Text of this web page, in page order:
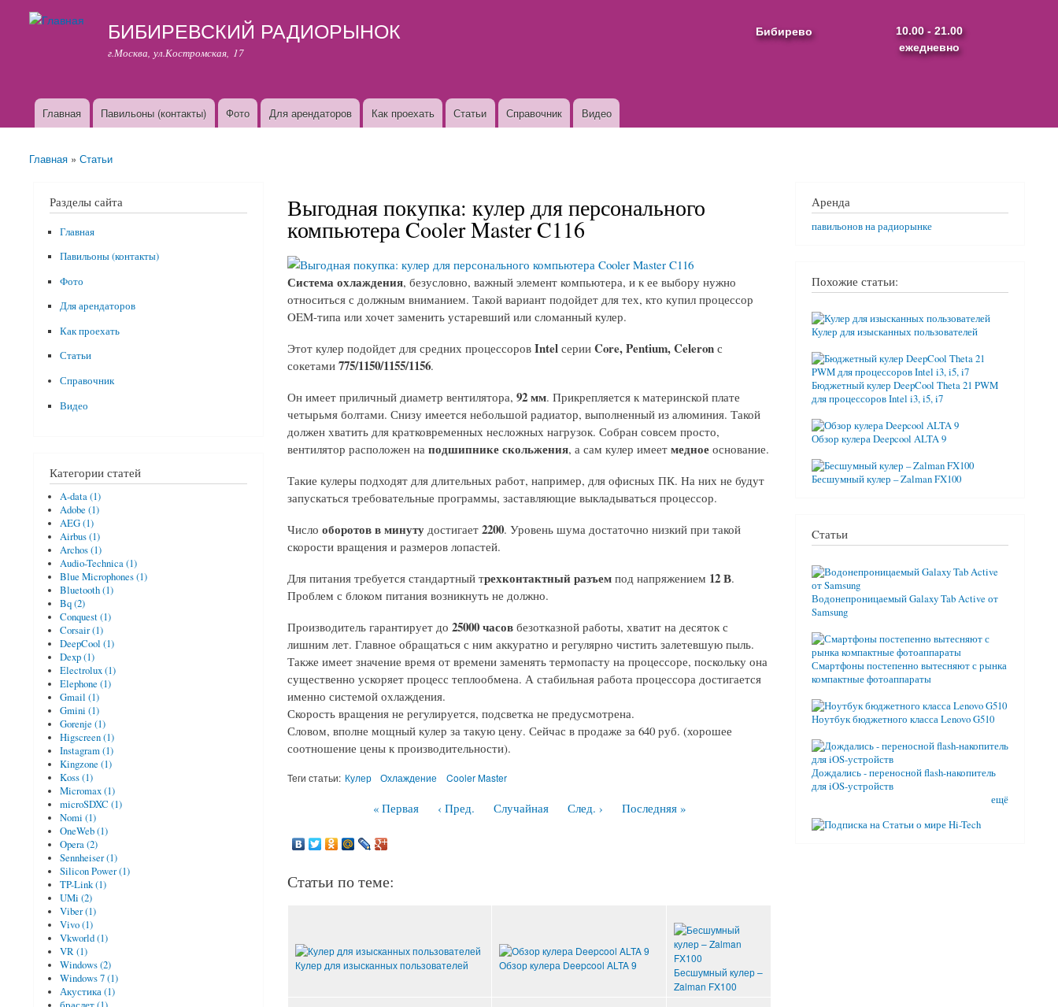
БИБИРЕВСКИЙ РАДИОРЫНОК
г.Москва, ул.Костромская, 17
Бибирево
10.00 - 21.00
ежедневно
Основные ссылки
Главная Павильоны (контакты) Фото Для арендаторов Как проехать Статьи Справочник Видео
Вы здесьГлавная » Статьи
Выгодная покупка: кулер для персонального
компьютера Cooler Master C116
Система охлаждения, безусловно, важный элемент компьютера, и к ее выбору нужно
относиться с должным вниманием. Такой вариант подойдет для тех, кто купил процессор
OEM-типа или хочет заменить устаревший или сломанный кулер.
Этот кулер подойдет для средних процессоров Intel серии Core, Pentium, Celeronс
сокетами 775/1150/1155/1156.
Он имеет приличный диаметр вентилятора, 92 мм. Прикрепляется к материнской плате
четырьмя болтами. Снизу имеется небольшой радиатор, выполненный из алюминия. Такой
должен хватить для кратковременных несложных нагрузок. Собран совсем просто,
вентилятор расположен на подшипнике скольжения, а сам кулер имеет медное основание.
Такие кулеры подходят для длительных работ, например, для офисных ПК. На них не будут
запускаться требовательные программы, заставляющие выкладываться процессор.
Число оборотов в минутудостигает 2200. Уровень шума достаточно низкий при такой
скорости вращения и размеров лопастей.
Для питания требуется стандартный трехконтактный разъемпод напряжением 12 В.
Проблем с блоком питания возникнуть не должно.
Производитель гарантирует до 25000 часов безотказной работы, хватит на десяток с
лишним лет. Главное обращаться с ним аккуратно и регулярно чистить залетевшую пыль.
Также имеет значение время от времени заменять термопасту на процессоре, поскольку она
существенно ускоряет процесс теплообмена. А стабильная работа процессора достигается
именно системой охлаждения.
Скорость вращения не регулируется, подсветка не предусмотрена.
Словом, вполне мощный кулер за такую цену. Сейчас в продаже за 640 руб. (хорошее
соотношение цены к производительности).
Теги статьи: Кулер Охлаждение Cooler Master
« Первая ‹ Пред. Случайная След. › Последняя »
Статьи по теме:
Кулер для изысканных пользователей Обзор кулера Deepcool ALTA 9
Бесшумный кулер –
Zalman FX100
Разделы сайта
Главная
Павильоны (контакты)
Фото
Для арендаторов
Как проехать
Статьи
Справочник
Видео
Категории статей
A-data (1)
Adobe (1)
AEG (1)
Airbus (1)
Archos (1)
Audio-Technica (1)
Blue Microphones (1)
Bluetooth (1)
Bq (2)
Conquest (1)
Corsair (1)
DeepCool (1)
Dexp (1)
Electrolux (1)
Elephone (1)
Gmail (1)
Gmini (1)
Gorenje (1)
Higscreen (1)
Instagram (1)
Kingzone (1)
Koss (1)
Micromax (1)
microSDXC (1)
Nomi (1)
OneWeb (1)
Opera (2)
Sennheiser (1)
Silicon Power (1)
TP-Link (1)
UMi (2)
Viber (1)
Vivo (1)
Vkworld (1)
VR (1)
Windows (2)
Windows 7 (1)
Акустика (1)
Аренда
павильонов на радиорынке
Похожие статьи:
Кулер для изысканных пользователей
Бюджетный кулер DeepCool Theta 21 PWM
для процессоров Intel i3, i5, i7
Обзор кулера Deepcool ALTA 9
Бесшумный кулер – Zalman FX100
Cтатьи
Водонепроницаемый Galaxy Tab Active от
Samsung
Смартфоны постепенно вытесняют с рынка
компактные фотоаппараты
Ноутбук бюджетного класса Lenovo G510
Дождались - переносной flash-накопитель
для iOS-устройств
ещё